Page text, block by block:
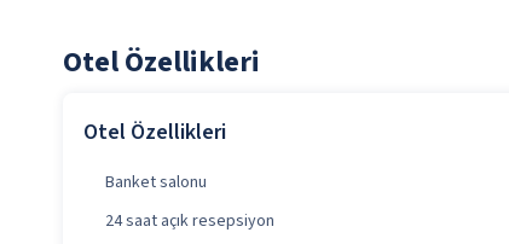
Otel Özellikleri
Otel Özellikleri
Banket salonu
24 saat açık resepsiyon